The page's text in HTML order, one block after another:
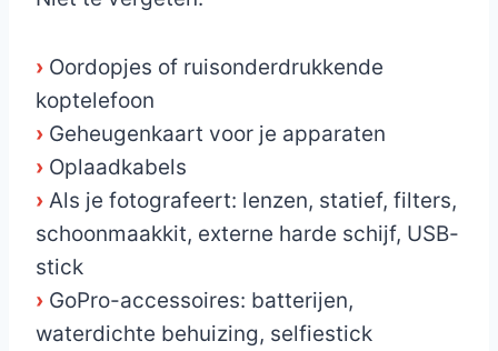
› Oordopjes of ruisonderdrukkende
koptelefoon
› Geheugenkaart voor je apparaten
› Oplaadkabels
› Als je fotografeert: lenzen, statief, filters,
schoonmaakkit, externe harde schijf, USB-
stick
› GoPro-accessoires: batterijen,
waterdichte behuizing, selfiestick